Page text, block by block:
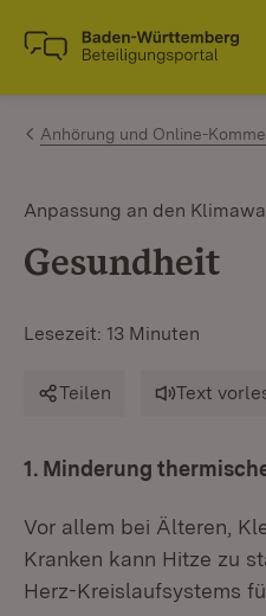
Zum Inhalt springen
Link zur Startseite
Anhörung und Online-
Anpassung an den
Gesundheit
Lesezeit: 13 Minuten
Teilen Text
1. Minderung
Vor allem bei Älteren,
Kranken kann Hitze zu
Herz-Kreislaufsystems